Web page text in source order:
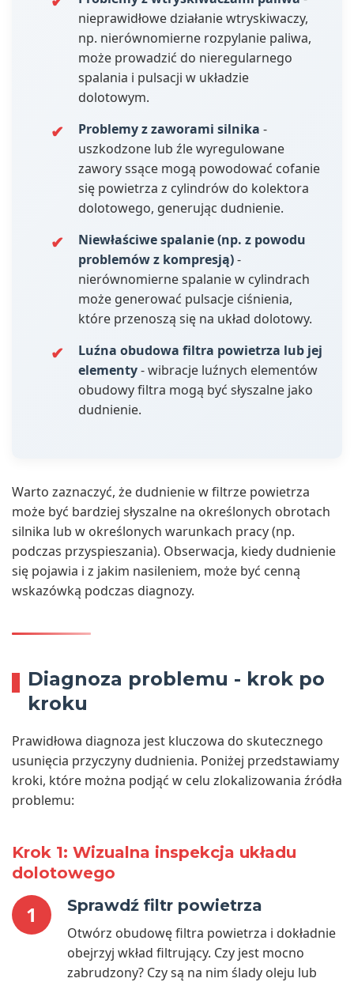
nieprawidłowe działanie wtryskiwaczy,
np. nierównomierne rozpylanie paliwa,
może prowadzić do nieregularnego
spalania i pulsacji w układzie
dolotowym.
Problemy z zaworami silnika -
uszkodzone lub źle wyregulowane
zawory ssące mogą powodować cofanie
się powietrza z cylindrów do kolektora
dolotowego, generując dudnienie.
Niewłaściwe spalanie (np. z powodu
problemów z kompresją)-
nierównomierne spalanie w cylindrach
może generować pulsacje ciśnienia,
które przenoszą się na układ dolotowy.
Luźna obudowa filtra powietrza lub jej
elementy- wibracje luźnych elementów
obudowy filtra mogą być słyszalne jako
dudnienie.
Warto zaznaczyć, że dudnienie w filtrze powietrza
może być bardziej słyszalne na określonych obrotach
silnika lub w określonych warunkach pracy (np.
podczas przyspieszania). Obserwacja, kiedy dudnienie
się pojawia i z jakim nasileniem, może być cenną
wskazówką podczas diagnozy.
Diagnoza problemu - krok po
kroku
Prawidłowa diagnoza jest kluczowa do skutecznego
usunięcia przyczyny dudnienia. Poniżej przedstawiamy
kroki, które można podjąć w celu zlokalizowania źródła
problemu:
Krok 1: Wizualna inspekcja układu
dolotowego
1 Sprawdź filtr powietrza
Otwórz obudowę filtra powietrza i dokładnie
obejrzyj wkład filtrujący. Czy jest mocno
zabrudzony? Czy są na nim ślady oleju lub